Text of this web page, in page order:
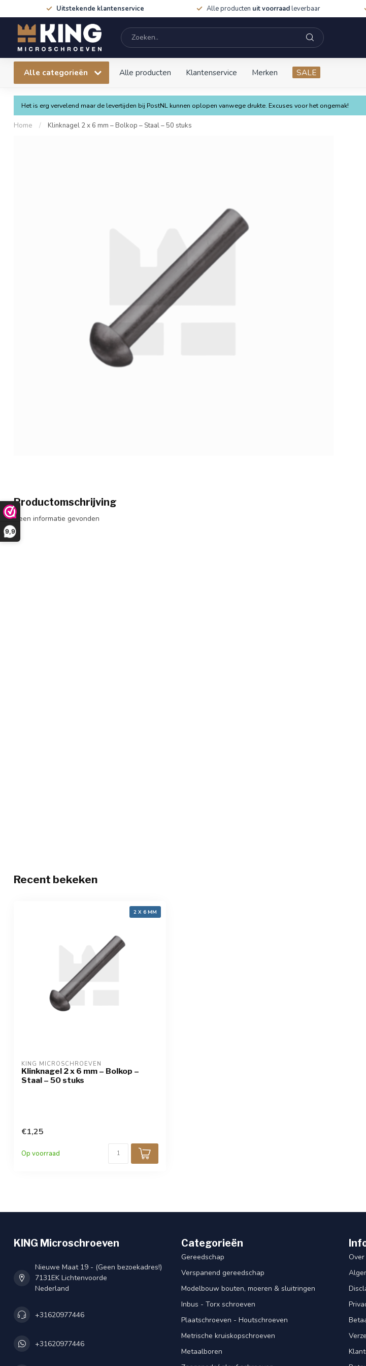
9,9
Uitstekende klantenservice Alle producten uit voorraadleverbaar
Alle categorieën Alle producten Klantenservice Merken SALE
Het is erg vervelend maar de levertijden bij PostNL kunnen oplopen vanwege drukte. Excuses voor het ongemak!
Home / Klinknagel 2 x 6 mm – Bolkop – Staal – 50 stuks
Productomschrijving
Geen informatie gevonden
Recent bekeken
2 X 6 MM
KING MICROSCHROEVEN
Klinknagel 2 x 6 mm – Bolkop –
Staal – 50 stuks
€1,25
Op voorraad
KING Microschroeven
Nieuwe Maat 19 - (Geen bezoekadres!)
7131EK Lichtenvoorde
Nederland
+31620977446
+31620977446
Categorieën
Gereedschap
Verspanend gereedschap
Modelbouw bouten, moeren & sluitringen
Inbus - Torx schroeven
Plaatschroeven - Houtschroeven
Metrische kruiskopschroeven
Metaalboren
Over